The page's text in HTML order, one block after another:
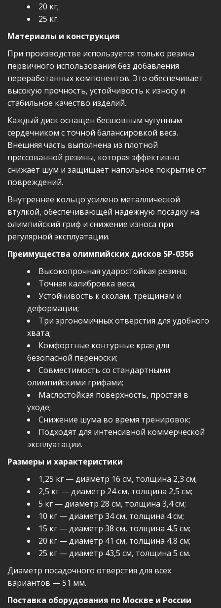
20 кг;
25 кг.
Материалы и конструкция
При производстве используется только резина
первичного использования без добавления
переработанных компонентов. Это обеспечивает
высокую прочность, устойчивость к износу и
стабильное качество изделий.
Каждый диск оснащен бесшовным чугунным
сердечником с точной балансировкой веса.
Внешняя часть выполнена из плотной
прессованной резины, которая эффективно
снижает шум и защищает напольное покрытие от
повреждений.
Внутреннее кольцо усилено металлической
втулкой, обеспечивающей надежную посадку на
олимпийский гриф и снижение износа при
регулярной эксплуатации.
Преимущества олимпийских дисков SP-0356
Высокопрочная ударостойкая резина;
Точная калибровка веса;
Устойчивость к сколам, трещинам и
деформации;
Три эргономичных отверстия для удобного
хвата;
Комфортные контурные края для
безопасной переноски;
Совместимость со стандартными
олимпийскими грифами;
Маслостойкая поверхность, простая в
уходе;
Снижение шума во время тренировок;
Подходят для интенсивной коммерческой
эксплуатации.
Размеры и характеристики
1,25 кг — диаметр 16 см, толщина 2,3 см;
2,5 кг — диаметр 24 см, толщина 2,5 см;
5 кг — диаметр 28 см, толщина 3,4 см;
10 кг — диаметр 34 см, толщина 4 см;
15 кг — диаметр 38 см, толщина 4,5 см;
20 кг — диаметр 41 см, толщина 4,8 см;
25 кг — диаметр 43,5 см, толщина 5 см.
Диаметр посадочного отверстия для всех
вариантов — 51 мм.
Поставка оборудования по Москве и России